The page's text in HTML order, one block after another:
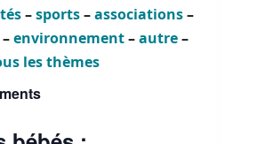
–sports–associations–
–environnement–autre–
les thèmes